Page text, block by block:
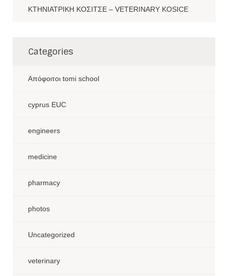
ΚΤΗΝΙΑΤΡΙΚΗ ΚΟΣΙΤΣΕ – VETERINARY KOSICE
Categories
Aπόφοιτοι tomi school
cyprus EUC
engineers
medicine
pharmacy
photos
Uncategorized
veterinary